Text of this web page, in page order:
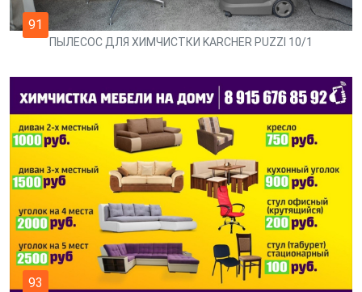
91
ПЫЛЕСОС ДЛЯ ХИМЧИСТКИ KARCHER PUZZI 10/1
93